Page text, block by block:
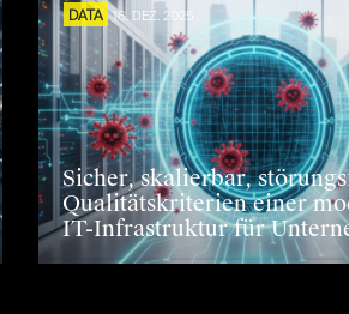
DATA 16. DEZ. 2025
Sicher, skalierbar,
Qualitätskriterien einer
IT-Infrastruktur für